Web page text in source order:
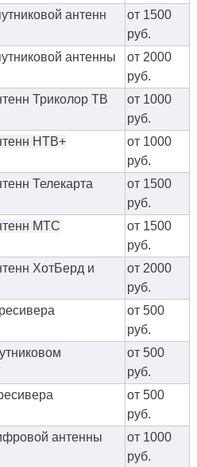
антенн
от 1500
руб.
антенны
от 2000
руб.
Триколор ТВ
от 1000
руб.
НТВ+
от 1000
руб.
Телекарта
от 1500
руб.
МТС
от 1500
руб.
ХотБерд и
от 2000
руб.
от 500
руб.
от 500
руб.
от 500
руб.
антенны
от 1000
руб.